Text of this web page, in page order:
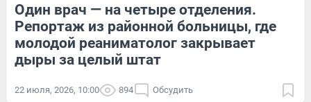
Один врач — на четыре отделения.
Репортаж из районной больницы, где
молодой реаниматолог закрывает
дыры за целый штат
22 июля, 2026, 10:00 894 Обсудить